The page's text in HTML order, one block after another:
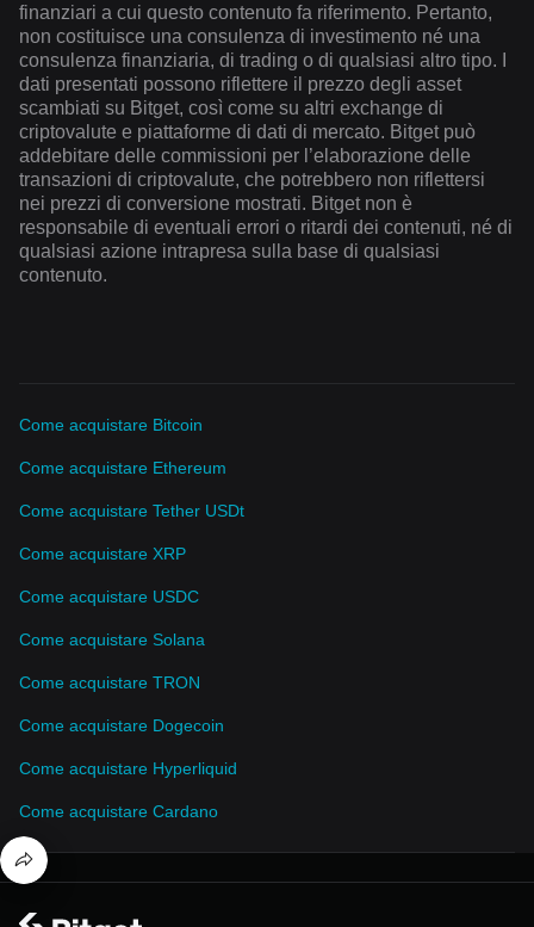
finanziari a cui questo contenuto fa riferimento. Pertanto,
non costituisce una consulenza di investimento né una
consulenza finanziaria, di trading o di qualsiasi altro tipo. I
dati presentati possono riflettere il prezzo degli asset
scambiati su Bitget, così come su altri exchange di
criptovalute e piattaforme di dati di mercato. Bitget può
addebitare delle commissioni per l’elaborazione delle
transazioni di criptovalute, che potrebbero non riflettersi
nei prezzi di conversione mostrati. Bitget non è
responsabile di eventuali errori o ritardi dei contenuti, né di
qualsiasi azione intrapresa sulla base di qualsiasi
contenuto.
Come acquistare Bitcoin
Come acquistare Ethereum
Come acquistare Tether USDt
Come acquistare XRP
Come acquistare USDC
Come acquistare Solana
Come acquistare TRON
Come acquistare Dogecoin
Come acquistare Hyperliquid
Come acquistare Cardano